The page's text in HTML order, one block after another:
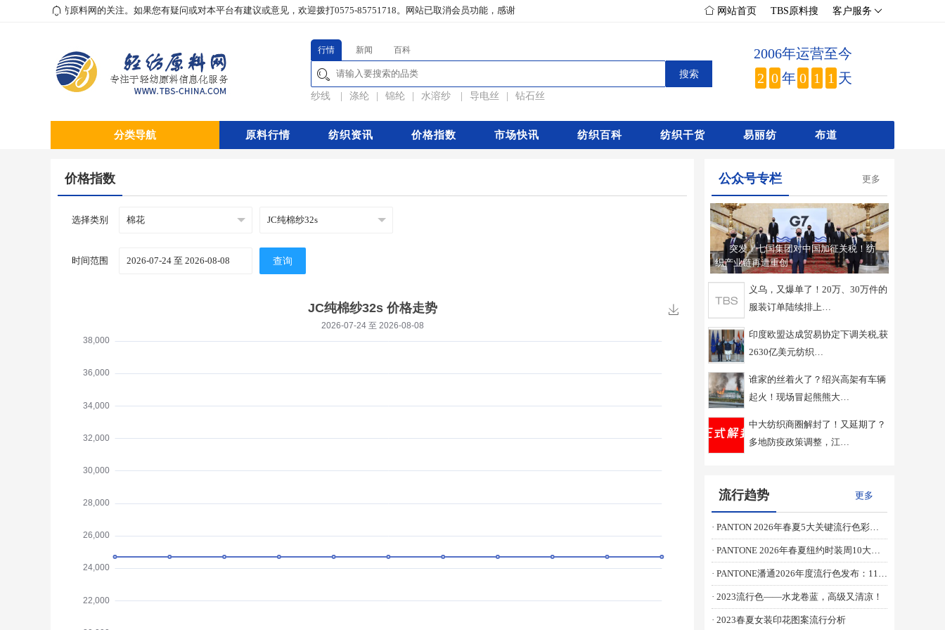
直以来对轻纺原料网的关注。如果您有疑问或对本平台有建议或意见，欢迎拨打0575-85751718。 网站已取消会员功能，感谢您一直以来对轻纺原料网的关注。如果您有疑问或对本平台有建议或意见，欢迎拨打0575-85751718。
网站首页 TBS原料搜 客户服务
行情 新闻 百科
纱线 涤纶 锦纶 水溶纱 导电丝 钻石丝
2006年运营至今
2 0 年 0 1 1 天
分类导航 原料行情 纺织资讯 价格指数 市场快讯 纺织百科 纺织干货 易丽纺 布道
价格指数
选择类别
时间范围 查询
公众号专栏 更多
突发！七国集团对中国加征关税！纺
织产业链再遭重创
义乌，又爆单了！20万、30万件的
服装订单陆续排上…
印度欧盟达成贸易协定下调关税,获
2630亿美元纺织…
谁家的丝着火了？绍兴高架有车辆
起火！现场冒起熊熊大…
中大纺织商圈解封了！又延期了？
多地防疫政策调整，江…
流行趋势 更多
· PANTON 2026年春夏5大关键流行色彩趋势
· PANTONE 2026年春夏纽约时装周10大首选流行色
· PANTONE潘通2026年度流行色发布：11-4201 Cloud Dancer （云上舞白）
· 2023流行色——水龙卷蓝，高级又清凉！
· 2023春夏女装印花图案流行分析